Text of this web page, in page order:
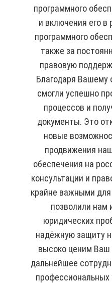
программного
и включения его в
программного
также за
правовую
Благодаря Вашему
смогли успешно
процессов и
документы. Это
новые
продвижения
обеспечения на
консультации и
крайне важными
позволили нам
юридических
надёжную защиту
высоко ценим Ваш
дальнейшее
профессиональных